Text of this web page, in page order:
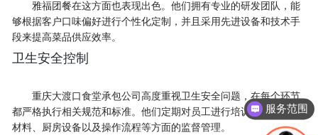
雅福团餐在这方面也表现出色。他们拥有专业的研发团队，能
够根据客户口味偏好进行个性化定制，并且采用先进设备和技术手
段来提高菜品供应效率。
卫生安全控制
重庆大渡口食堂承包公司高度重视卫生安全问题，在每个环节
都严格执行相关规范和标准。他们定期对员工进行培训，加强对原
材料、厨房设备以及操作流程等方面的监督管理。
服务范围
联系方式